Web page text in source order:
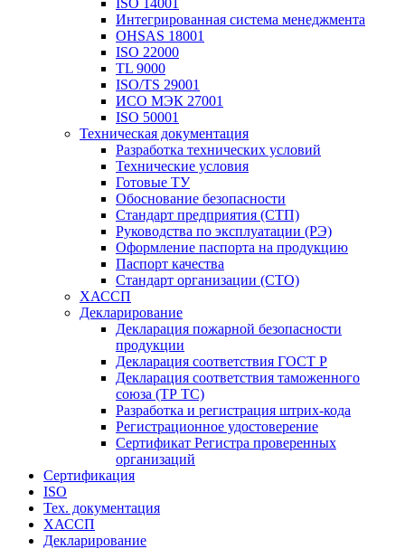
Интегрированная система менеджмента
OHSAS 18001
ISO 22000
TL 9000
ISO/TS 29001
ИСО МЭК 27001
ISO 50001
Техническая документация
Разработка технических условий
Технические условия
Готовые ТУ
Обоснование безопасности
Стандарт предприятия (СТП)
Руководства по эксплуатации (РЭ)
Оформление паспорта на продукцию
Паспорт качества
Стандарт организации (СТО)
ХАССП
Декларирование
Декларация пожарной безопасности
продукции
Декларация соответствия ГОСТ Р
Декларация соответствия таможенного
союза (ТР ТС)
Разработка и регистрация штрих-кода
Регистрационное удостоверение
Сертификат Регистра проверенных
организаций
Сертификация
ISO
Тех. документация
ХАССП
Декларирование